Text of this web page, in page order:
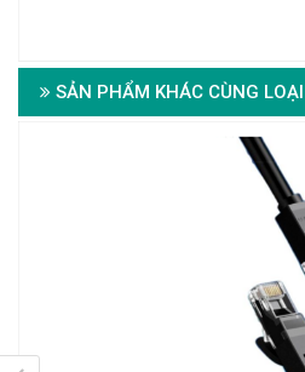
SẢN PHẨM KHÁC CÙNG LOẠI